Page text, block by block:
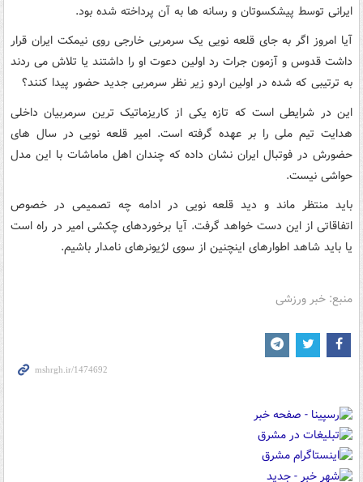
ایرانی توسط پیشکسوتان و رسانه ها به آن پرداخته شده بود.
آیا امروز اگر به جای قلعه نویی یک سرمربی خارجی روی نیمکت ایران قرار
داشت قدوس و آزمون جرات رد اولین دعوت او را داشتند یا تلاش می ردند
به ترتیبی که شده در اولین اردو زیر نظر سرمربی جدید حضور پیدا کنند؟
این در شرایطی است که تازه یکی از کاریزماتیک ترین سرمربیان داخلی
هدایت تیم ملی را بر عهده گرفته است. امیر قلعه نویی در سال های
حضورش در فوتبال ایران نشان داده که چندان اهل ماماشات با این مدل
حواشی نیست.
باید منتظر ماند و دید قلعه نویی در ادامه چه تصمیمی در خصوص
اتفاقاتی از این دست خواهد گرفت. آیا برخوردهای چکشی امیر در راه است
یا باید شاهد اطوارهای اینچنین از سوی لژیونرهای نامدار باشیم.
منبع: خبر ورزشی